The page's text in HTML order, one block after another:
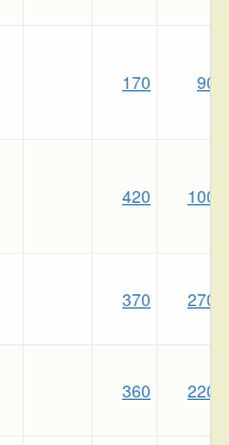
170 90
420 100
370 270
360 220